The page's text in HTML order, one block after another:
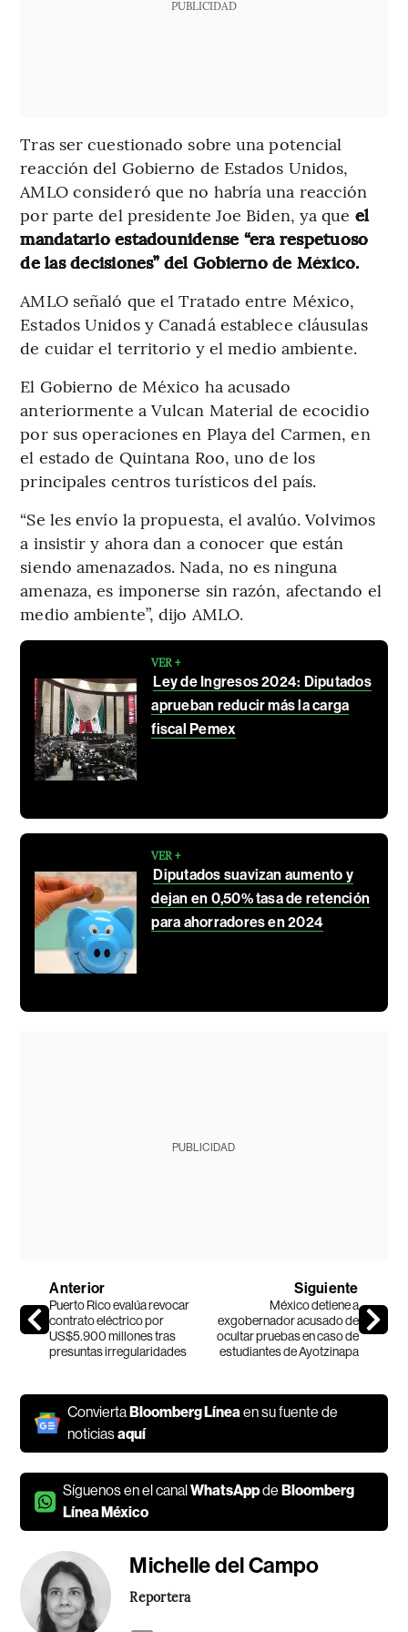
PUBLICIDAD
Tras ser cuestionado sobre una potencial
reacción del Gobierno de Estados Unidos,
AMLO consideró que no habría una reacción
por parte del presidente Joe Biden, ya que el
mandatario estadounidense “era respetuoso
de las decisiones” del Gobierno de México.
AMLO señaló que el Tratado entre México,
Estados Unidos y Canadá establece cláusulas
de cuidar el territorio y el medio ambiente.
El Gobierno de México ha acusado
anteriormente a Vulcan Material de ecocidio
por sus operaciones en Playa del Carmen, en
el estado de Quintana Roo, uno de los
principales centros turísticos del país.
“Se les envío la propuesta, el avalúo. Volvimos
a insistir y ahora dan a conocer que están
siendo amenazados. Nada, no es ninguna
amenaza, es imponerse sin razón, afectando el
medio ambiente”, dijo AMLO.
VER +
Ley de Ingresos 2024: Diputados
aprueban reducir más la carga
fiscal Pemex
VER +
Diputados suavizan aumento y
dejan en 0,50% tasa de retención
para ahorradores en 2024
PUBLICIDAD
Anterior
Puerto Rico evalúa revocar
contrato eléctrico por
US$5.900 millones tras
presuntas irregularidades
Siguiente
México detiene a
exgobernador acusado de
ocultar pruebas en caso de
estudiantes de Ayotzinapa
ConviertaBloomberg Línea en su fuente de
noticiasaquí
Síguenos en el canalWhatsAppdeBloomberg
Línea México
Michelle del Campo
Reportera